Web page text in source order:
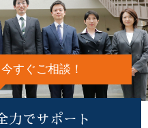
すぐご相談！
力でサポート